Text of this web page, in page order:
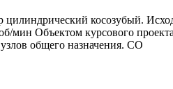
цилиндрический косозубый.
мин Объектом курсового
общего назначения. СО